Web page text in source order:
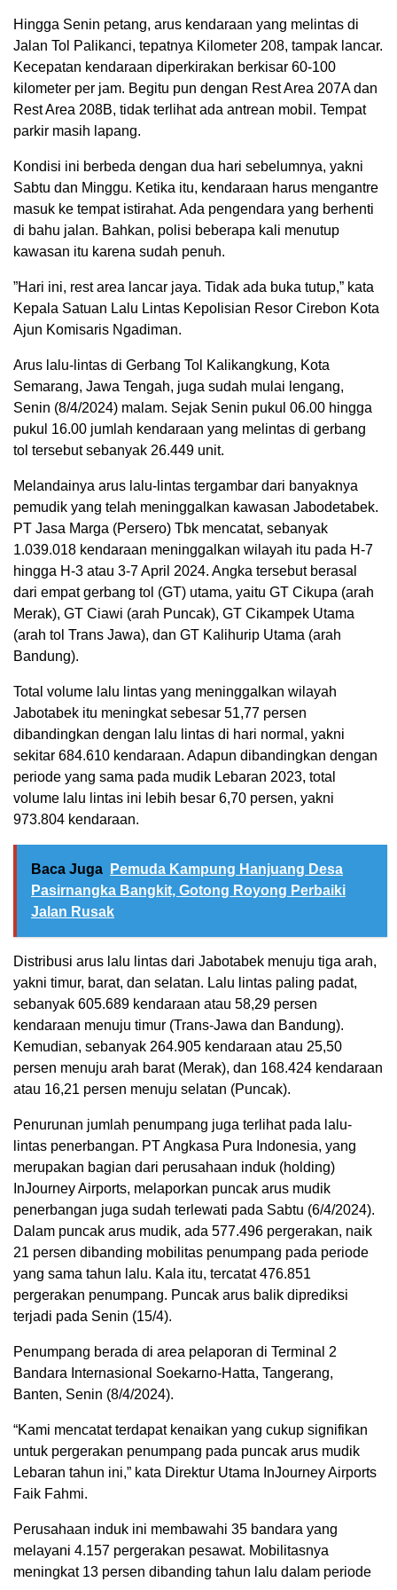
Hingga Senin petang, arus kendaraan yang melintas di
Jalan Tol Palikanci, tepatnya Kilometer 208, tampak lancar.
Kecepatan kendaraan diperkirakan berkisar 60-100
kilometer per jam. Begitu pun dengan Rest Area 207A dan
Rest Area 208B, tidak terlihat ada antrean mobil. Tempat
parkir masih lapang.
Kondisi ini berbeda dengan dua hari sebelumnya, yakni
Sabtu dan Minggu. Ketika itu, kendaraan harus mengantre
masuk ke tempat istirahat. Ada pengendara yang berhenti
di bahu jalan. Bahkan, polisi beberapa kali menutup
kawasan itu karena sudah penuh.
”Hari ini, rest area lancar jaya. Tidak ada buka tutup,” kata
Kepala Satuan Lalu Lintas Kepolisian Resor Cirebon Kota
Ajun Komisaris Ngadiman.
Arus lalu-lintas di Gerbang Tol Kalikangkung, Kota
Semarang, Jawa Tengah, juga sudah mulai lengang,
Senin (8/4/2024) malam. Sejak Senin pukul 06.00 hingga
pukul 16.00 jumlah kendaraan yang melintas di gerbang
tol tersebut sebanyak 26.449 unit.
Melandainya arus lalu-lintas tergambar dari banyaknya
pemudik yang telah meninggalkan kawasan Jabodetabek.
PT Jasa Marga (Persero) Tbk mencatat, sebanyak
1.039.018 kendaraan meninggalkan wilayah itu pada H-7
hingga H-3 atau 3-7 April 2024. Angka tersebut berasal
dari empat gerbang tol (GT) utama, yaitu GT Cikupa (arah
Merak), GT Ciawi (arah Puncak), GT Cikampek Utama
(arah tol Trans Jawa), dan GT Kalihurip Utama (arah
Bandung).
Total volume lalu lintas yang meninggalkan wilayah
Jabotabek itu meningkat sebesar 51,77 persen
dibandingkan dengan lalu lintas di hari normal, yakni
sekitar 684.610 kendaraan. Adapun dibandingkan dengan
periode yang sama pada mudik Lebaran 2023, total
volume lalu lintas ini lebih besar 6,70 persen, yakni
973.804 kendaraan.
Baca Juga
Pemuda Kampung Hanjuang Desa
Pasirnangka Bangkit, Gotong Royong Perbaiki
Jalan Rusak
Distribusi arus lalu lintas dari Jabotabek menuju tiga arah,
yakni timur, barat, dan selatan. Lalu lintas paling padat,
sebanyak 605.689 kendaraan atau 58,29 persen
kendaraan menuju timur (Trans-Jawa dan Bandung).
Kemudian, sebanyak 264.905 kendaraan atau 25,50
persen menuju arah barat (Merak), dan 168.424 kendaraan
atau 16,21 persen menuju selatan (Puncak).
Penurunan jumlah penumpang juga terlihat pada lalu-
lintas penerbangan. PT Angkasa Pura Indonesia, yang
merupakan bagian dari perusahaan induk (holding)
InJourney Airports, melaporkan puncak arus mudik
penerbangan juga sudah terlewati pada Sabtu (6/4/2024).
Dalam puncak arus mudik, ada 577.496 pergerakan, naik
21 persen dibanding mobilitas penumpang pada periode
yang sama tahun lalu. Kala itu, tercatat 476.851
pergerakan penumpang. Puncak arus balik diprediksi
terjadi pada Senin (15/4).
Penumpang berada di area pelaporan di Terminal 2
Bandara Internasional Soekarno-Hatta, Tangerang,
Banten, Senin (8/4/2024).
“Kami mencatat terdapat kenaikan yang cukup signifikan
untuk pergerakan penumpang pada puncak arus mudik
Lebaran tahun ini,” kata Direktur Utama InJourney Airports
Faik Fahmi.
Perusahaan induk ini membawahi 35 bandara yang
melayani 4.157 pergerakan pesawat. Mobilitasnya
meningkat 13 persen dibanding tahun lalu dalam periode